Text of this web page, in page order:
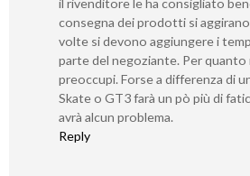
consegna dei prodotti si
volte si devono aggiungere i
parte del negoziante. Per quanto
preoccupi. Forse a differenza di
Skate o GT3 farà un pò più di
avrà alcun problema.
Reply